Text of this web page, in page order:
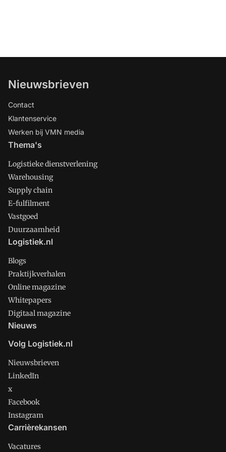
Nieuwsbrieven
Contact
Klantenservice
Werken bij VMN media
Thema's
Logistieke dienstverlening
Warehousing
Supply chain
E-fulfilment
Vastgoed
Duurzaamheid
Logistiek.nl
Blogs
Praktijkverhalen
Online magazine
Whitepapers
Digitaal magazine
Nieuws
Volg Logistiek.nl
Nieuwsbrieven
LinkedIn
x
Facebook
Instagram
Carrièrekansen
Vacatures